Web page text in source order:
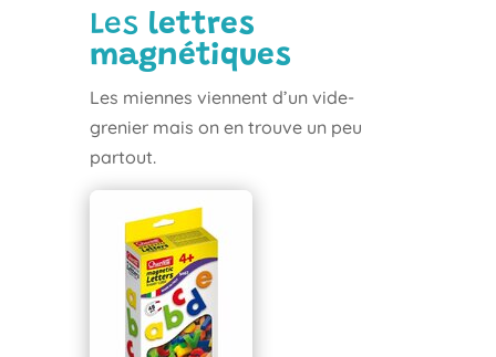
Les lettres
magnétiques
Les miennes viennent d’un vide-
grenier mais on en trouve un peu
partout.